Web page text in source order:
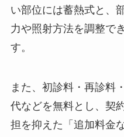
い部位には蓄熱式と、
力や照射方法を調整で
す。
また、初診料・再診料
代などを無料とし、契
担を抑えた「追加料金